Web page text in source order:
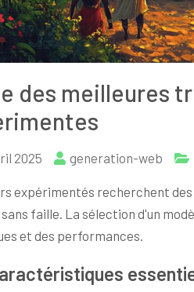
des meilleures
2025 generation-web
expérimentés recherchent
faille. La sélection d'un
et des performances.